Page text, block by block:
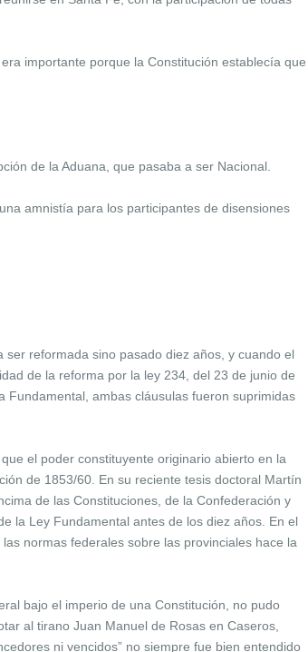
importante porque la Constitución establecía que
de la Aduana, que pasaba a ser Nacional.
amnistía para los participantes de disensiones
reformada sino pasado diez años, y cuando el
de la reforma por la ley 234, del 23 de junio de
Fundamental, ambas cláusulas fueron suprimidas
el poder constituyente originario abierto en la
de 1853/60. En su reciente tesis doctoral Martín
de las Constituciones, de la Confederación y
la Ley Fundamental antes de los diez años. En el
normas federales sobre las provinciales hace la
bajo el imperio de una Constitución, no pudo
al tirano Juan Manuel de Rosas en Caseros,
ni vencidos” no siempre fue bien entendido